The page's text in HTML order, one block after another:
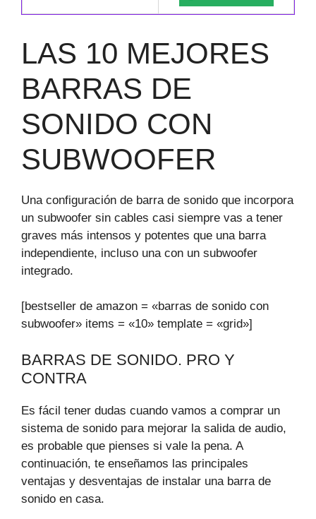
LAS 10 MEJORES
BARRAS DE
SONIDO CON
SUBWOOFER
Una configuración de barra de sonido que incorpora
un subwoofer sin cables casi siempre vas a tener
graves más intensos y potentes que una barra
independiente, incluso una con un subwoofer
integrado.
[bestseller de amazon = «barras de sonido con
subwoofer» items = «10» template = «grid»]
BARRAS DE SONIDO. PRO Y
CONTRA
Es fácil tener dudas cuando vamos a comprar un
sistema de sonido para mejorar la salida de audio,
es probable que pienses si vale la pena. A
continuación, te enseñamos las principales
ventajas y desventajas de instalar una barra de
sonido en casa.